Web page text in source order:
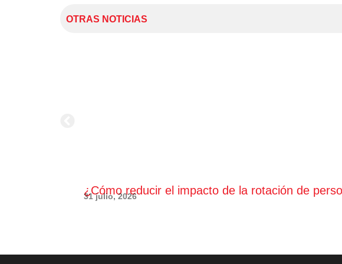
OTRAS NOTICIAS
¿Cómo reducir el impacto de la rotación de
31 julio, 2026